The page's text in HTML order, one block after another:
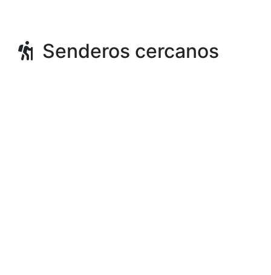
Senderos cercanos